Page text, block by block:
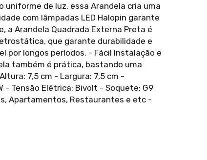
de luz, essa Arandela cria uma
com lâmpadas LED Halopin garante
a Arandela Quadrada Externa Preta é
que garante durabilidade e
por longos períodos. - Fácil Instalação e
também é prática, bastando uma
7,5 cm - Largura: 7,5 cm -
- Tensão Elétrica: Bivolt - Soquete: G9
Apartamentos, Restaurantes e etc -